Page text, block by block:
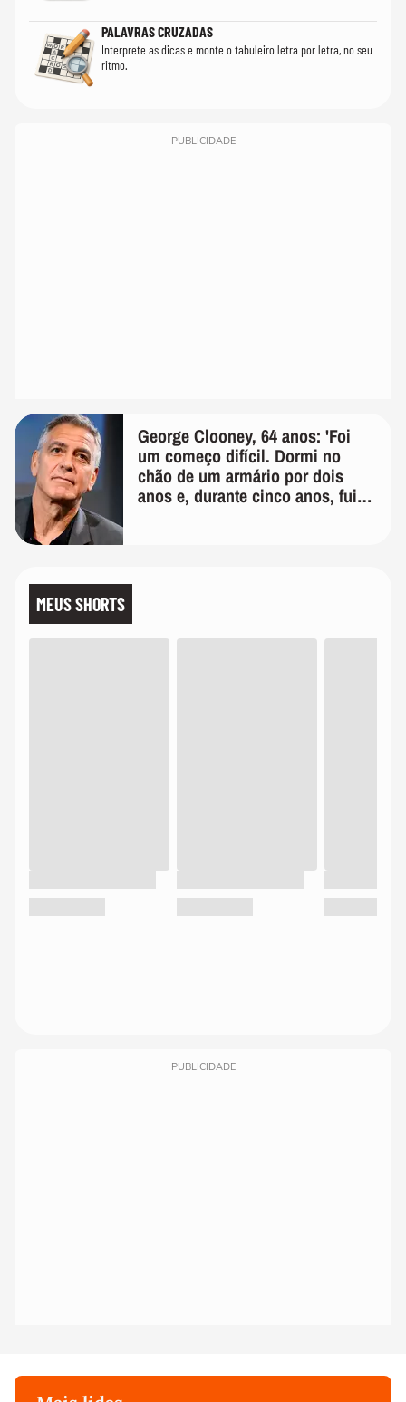
PALAVRAS CRUZADAS
Interprete as dicas e monte o tabuleiro letra por letra, no seu
ritmo.
PUBLICIDADE
George Clooney, 64 anos: 'Foi
um começo difícil. Dormi no
chão de um armário por dois
anos e, durante cinco anos, fui
MEUS SHORTS
PUBLICIDADE